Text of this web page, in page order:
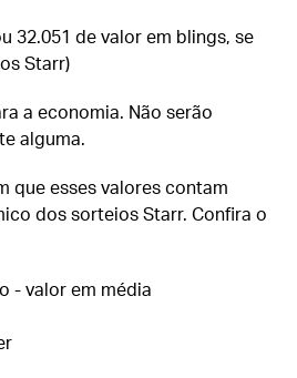
32.051 de valor em blings, se
Starr)
a economia. Não serão
alguma.
que esses valores contam
dos sorteios Starr. Confira o
- valor em média